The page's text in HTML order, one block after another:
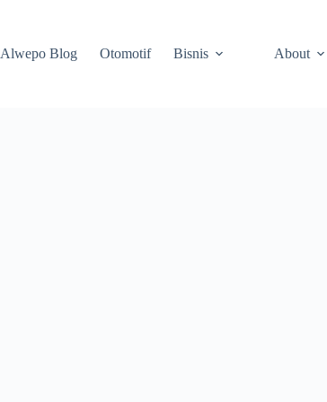
Alwepo Blog Otomotif Bisnis About